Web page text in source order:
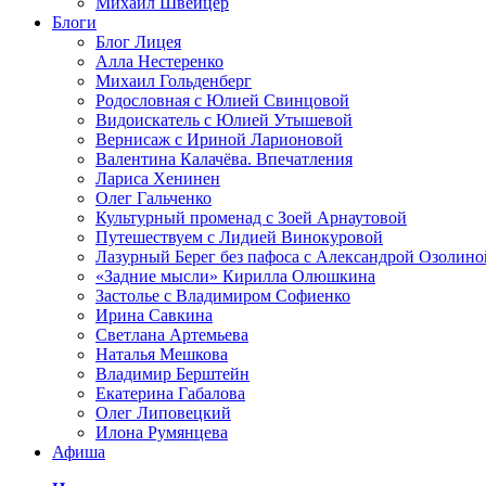
Блоги
Блог Лицея
Алла Нестеренко
Михаил Гольденберг
Родословная с Юлией Свинцовой
Видоискатель с Юлией Утышевой
Вернисаж с Ириной Ларионовой
Валентина Калачёва. Впечатления
Лариса Хенинен
Олег Гальченко
Культурный променад с Зоей Арнаутовой
Путешествуем с Лидией Винокуровой
Лазурный Берег без пафоса с Александрой
«Задние мысли» Кирилла Олюшкина
Застолье с Владимиром Софиенко
Ирина Савкина
Светлана Артемьева
Наталья Мешкова
Владимир Берштейн
Екатерина Габалова
Олег Липовецкий
Илона Румянцева
Афиша